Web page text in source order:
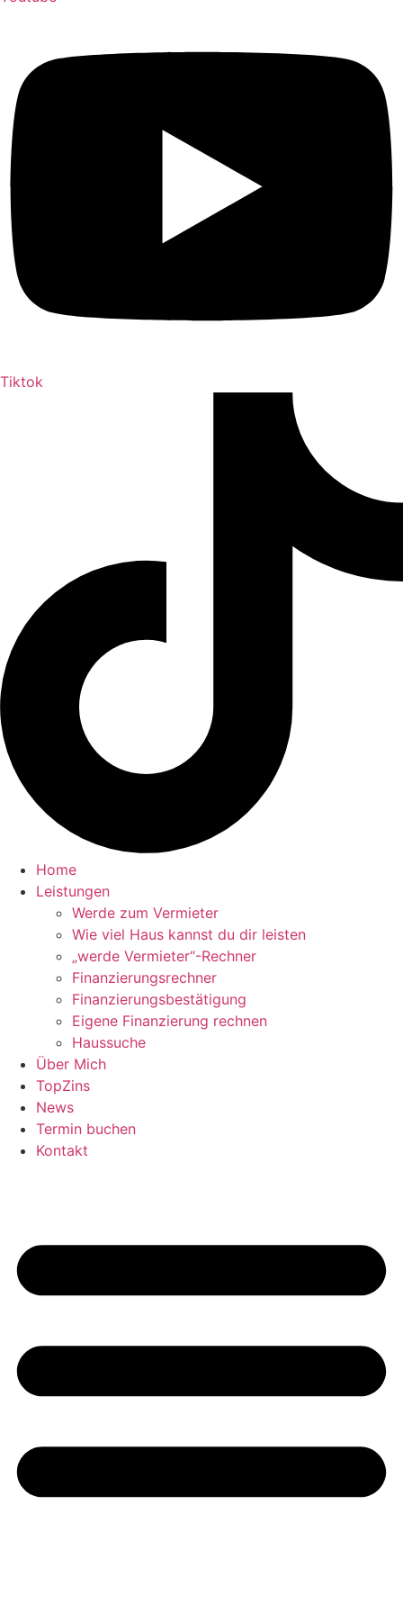
Tiktok
Home
Leistungen
Werde zum Vermieter
Wie viel Haus kannst du dir leisten
„werde Vermieter“-Rechner
Finanzierungsrechner
Finanzierungsbestätigung
Eigene Finanzierung rechnen
Haussuche
Über Mich
TopZins
News
Termin buchen
Kontakt